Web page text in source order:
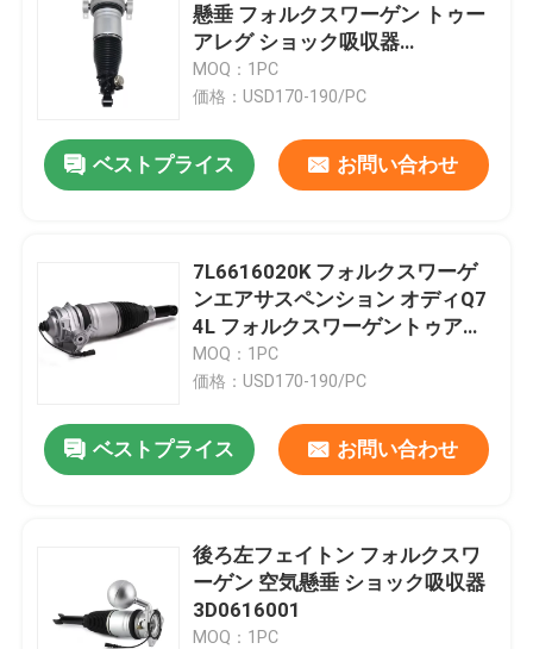
懸垂 フォルクスワーゲン トゥー
アレグ ショック吸収器
7L6616019
MOQ：1PC
価格：USD170-190/PC
ベストプライス お問い合わせ
7L6616020K フォルクスワーゲ
ンエアサスペンション オディQ7
4L フォルクスワーゲントゥアレ
グ 7P ポルシェカイエン92A
MOQ：1PC
価格：USD170-190/PC
ベストプライス お問い合わせ
後ろ左フェイトン フォルクスワ
ーゲン 空気懸垂 ショック吸収器
3D0616001
MOQ：1PC